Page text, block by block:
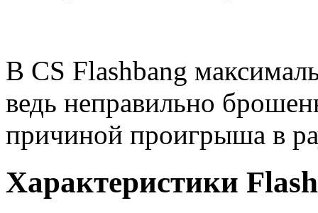
В CS Flashbang
ведь неправильно
причиной проигрыша в
Характеристики